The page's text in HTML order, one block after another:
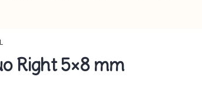
Right 5×8 mm